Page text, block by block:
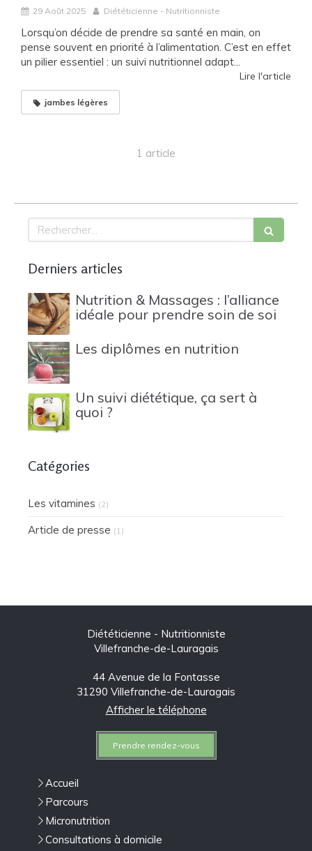
29 Août 2025 Diététicienne - Nutritionniste
Lorsqu’on décide de prendre sa santé en main, on
pense souvent en priorité à l’alimentation. C’est en effet
un pilier essentiel : un suivi nutritionnel adapt...
Lire l'article
jambes légères
1 article
Rechercher
Derniers articles
Nutrition & Massages : l’alliance
idéale pour prendre soin de soi
Les diplômes en nutrition
Un suivi diététique, ça sert à
quoi ?
Catégories
Les vitamines (2)
Article de presse (1)
Diététicienne - Nutritionniste
Villefranche-de-Lauragais
44 Avenue de la Fontasse
31290 Villefranche-de-Lauragais
Afficher le téléphone
Prendre rendez-vous
Accueil
Parcours
Micronutrition
Consultations à domicile